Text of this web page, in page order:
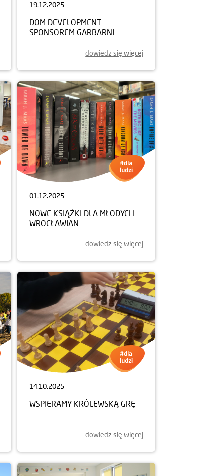
19.12.2025
DOM DEVELOPMENT
SPONSOREM GARBARNI
dowiedz się więcej
01.12.2025
NOWE KSIĄŻKI DLA MŁODYCH
WROCŁAWIAN
dowiedz się więcej
14.10.2025
WSPIERAMY KRÓLEWSKĄ GRĘ
dowiedz się więcej